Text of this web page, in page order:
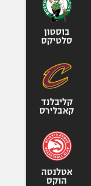
בוסטון
סלטיקס
קליבלנד
קאבלירס
אטלנטה
הוקס